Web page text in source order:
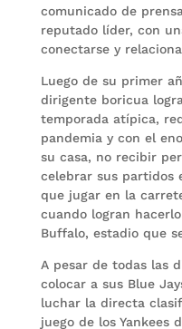
comunicado de
reputado líder, con
conectarse y
Luego de su primer
dirigente boricua
temporada atípica,
pandemia y con el
su casa, no recibir
celebrar sus partidos
que jugar en la
cuando logran
Buffalo, estadio que
A pesar de todas las
colocar a sus Blue
luchar la directa
juego de los Yankees